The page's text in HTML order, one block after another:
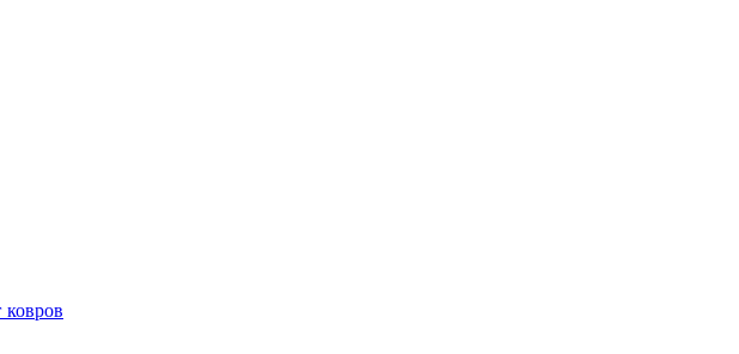
ковров